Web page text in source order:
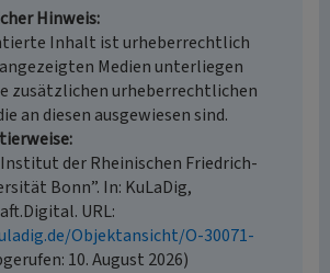
Hinweis
Inhalt ist urheberrechtlich
Medien unterliegen
zusätzlichen urheberrechtlichen
an diesen ausgewiesen sind.
der Rheinischen Friedrich-
Bonn”. In: KuLaDig,
URL:
Objektansicht/O-30071-
10. August 2026)